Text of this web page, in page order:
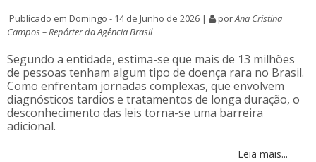
Publicado em Domingo - 14 de Junho de 2026 | porAna Cristina
Campos – Repórter da Agência Brasil
Segundo a entidade, estima-se que mais de 13 milhões
de pessoas tenham algum tipo de doença rara no Brasil.
Como enfrentam jornadas complexas, que envolvem
diagnósticos tardios e tratamentos de longa duração, o
desconhecimento das leis torna-se uma barreira
adicional.
Leia mais...